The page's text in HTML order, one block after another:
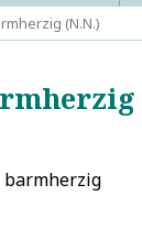
(N.N.)
barmherzig